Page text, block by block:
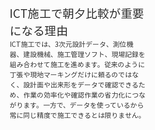
ICT施工で朝夕比較が重要
になる理由
ICT施工では、3次元設計データ、測位機
器、建設機械、施工管理ソフト、現場記録を
組み合わせて施工を進めます。従来のように
丁張や現地マーキングだけに頼るのではな
く、設計面や出来形をデータで確認できるた
め、作業の効率化や確認作業の省力化につな
がります。一方で、データを使っているから
常に同じ精度で施工できるとは限りません。